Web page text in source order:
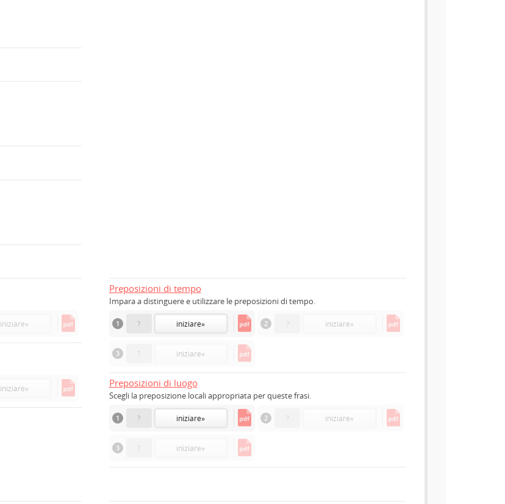
iniziare»
iniziare»
Preposizioni di tempo
Impara a distinguere e utilizzare le preposizioni di tempo.
1 ? iniziare» 2 ? iniziare»
3 ? iniziare»
Preposizioni di luogo
Scegli la preposizione locali appropriata per queste frasi.
1 ? iniziare» 2 ? iniziare»
3 ? iniziare»